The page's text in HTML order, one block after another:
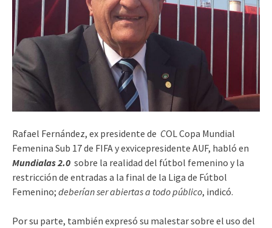
Rafael Fernández, ex presidente de COL Copa Mundial
Femenina Sub 17 de FIFA y exvicepresidente AUF, habló en
Mundialas 2.0 sobre la realidad del fútbol femenino y la
restricción de entradas a la final de la Liga de Fútbol
Femenino; deberían ser abiertas a todo público, indicó.
Por su parte, también expresó su malestar sobre el uso del